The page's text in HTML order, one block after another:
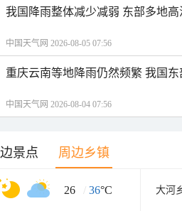
我国降雨整体减少减弱 东部多地
中国天气网 2026-08-05 07:56
重庆云南等地降雨仍然频繁 我国
中国天气网 2026-08-04 07:56
景点 周边乡镇
26 / 36°C 大河